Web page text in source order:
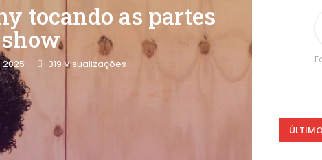
tocando as partes
2025 319 Visualizações